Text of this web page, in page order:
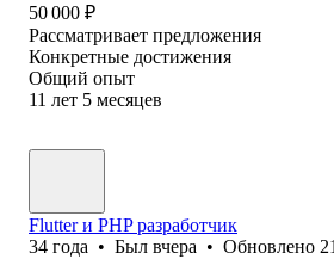
50 000 ₽
Рассматривает предложения
Конкретные достижения
Общий опыт
11 лет 5 месяцев
Flutter и PHP разработчик
34 года • Был вчера • Обновлено